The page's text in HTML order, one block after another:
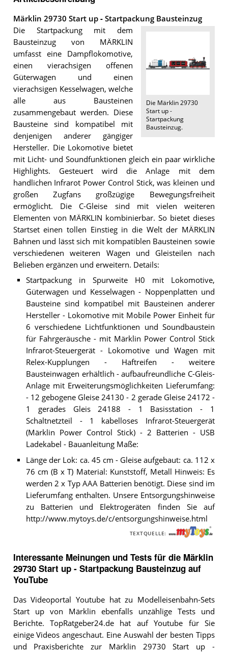
Märklin 29730 Start up ‐ Startpackung Bausteinzug
Die Märklin 29730
Start up ‐
Startpackung
Bausteinzug.
Die Startpackung mit dem
Bausteinzug von MÄRKLIN
umfasst eine Dampflokomotive,
einen vierachsigen offenen
Güterwagen und einen
vierachsigen Kesselwagen, welche
alle aus Bausteinen
zusammengebaut werden. Diese
Bausteine sind kompatibel mit
denjenigen anderer gängiger
Hersteller. Die Lokomotive bietet
mit Licht- und Soundfunktionen gleich ein paar wirkliche
Highlights. Gesteuert wird die Anlage mit dem
handlichen Infrarot Power Control Stick, was kleinen und
großen Zugfans großzügige Bewegungsfreiheit
ermöglicht. Die C-Gleise sind mit vielen weiteren
Elementen von MÄRKLIN kombinierbar. So bietet dieses
Startset einen tollen Einstieg in die Welt der MÄRKLIN
Bahnen und lässt sich mit kompatiblen Bausteinen sowie
verschiedenen weiteren Wagen und Gleisteilen nach
Belieben ergänzen und erweitern. Details:
Startpackung in Spurweite H0 mit Lokomotive,
Güterwagen und Kesselwagen - Noppenplatten und
Bausteine sind kompatibel mit Bausteinen anderer
Hersteller - Lokomotive mit Mobile Power Einheit für
6 verschiedene Lichtfunktionen und Soundbaustein
für Fahrgeräusche - mit Märklin Power Control Stick
Infrarot-Steuergerät - Lokomotive und Wagen mit
Relex-Kupplungen - Haftreifen - weitere
Bausteinwagen erhältlich - aufbaufreundliche C-Gleis-
Anlage mit Erweiterungsmöglichkeiten Lieferumfang:
- 12 gebogene Gleise 24130 - 2 gerade Gleise 24172 -
1 gerades Gleis 24188 - 1 Basisstation - 1
Schaltnetzteil - 1 kabelloses Infrarot-Steuergerät
(Märklin Power Control Stick) - 2 Batterien - USB
Ladekabel - Bauanleitung Maße:
Länge der Lok: ca. 45 cm - Gleise aufgebaut: ca. 112 x
76 cm (B x T) Material: Kunststoff, Metall Hinweis: Es
werden 2 x Typ AAA Batterien benötigt. Diese sind im
Lieferumfang enthalten. Unsere Entsorgungshinweise
zu Batterien und Elektrogeräten finden Sie auf
http://www.mytoys.de/c/entsorgungshinweise.html
TEXTQUELLE:
Interessante Meinungen und Tests für die Märklin
29730 Start up ‐ Startpackung Bausteinzug auf
YouTube
Das Videoportal Youtube hat zu Modelleisenbahn-Sets
Start up von Märklin ebenfalls unzählige Tests und
Berichte. TopRatgeber24.de hat auf Youtube für Sie
einige Videos angeschaut. Eine Auswahl der besten Tipps
und Praxisberichte zur Märklin 29730 Start up ‐